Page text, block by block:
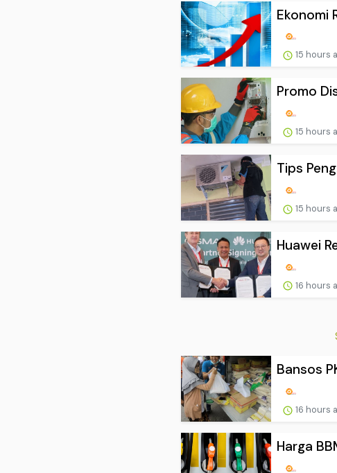
Ekonomi
15 hours
Promo
15 hours
Tips
15 hours
Huawei
16 hours
Bansos
16 hours
Harga